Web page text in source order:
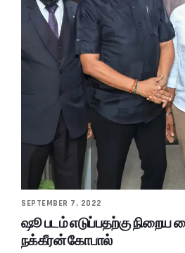
SEPTEMBER 7, 2022
ஷூ படம் எடுப்பதற்கு நிறைய
நக்கீரன் கோபால்